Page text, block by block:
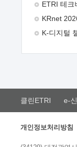
극대화하고,
육성하고자
ETRI 창업/연
(2 ~ 3년차)
희망기업 신
매칭(3)현장
26일 9월초순
KRnet
클린ETRI e-
개인정보처리방침